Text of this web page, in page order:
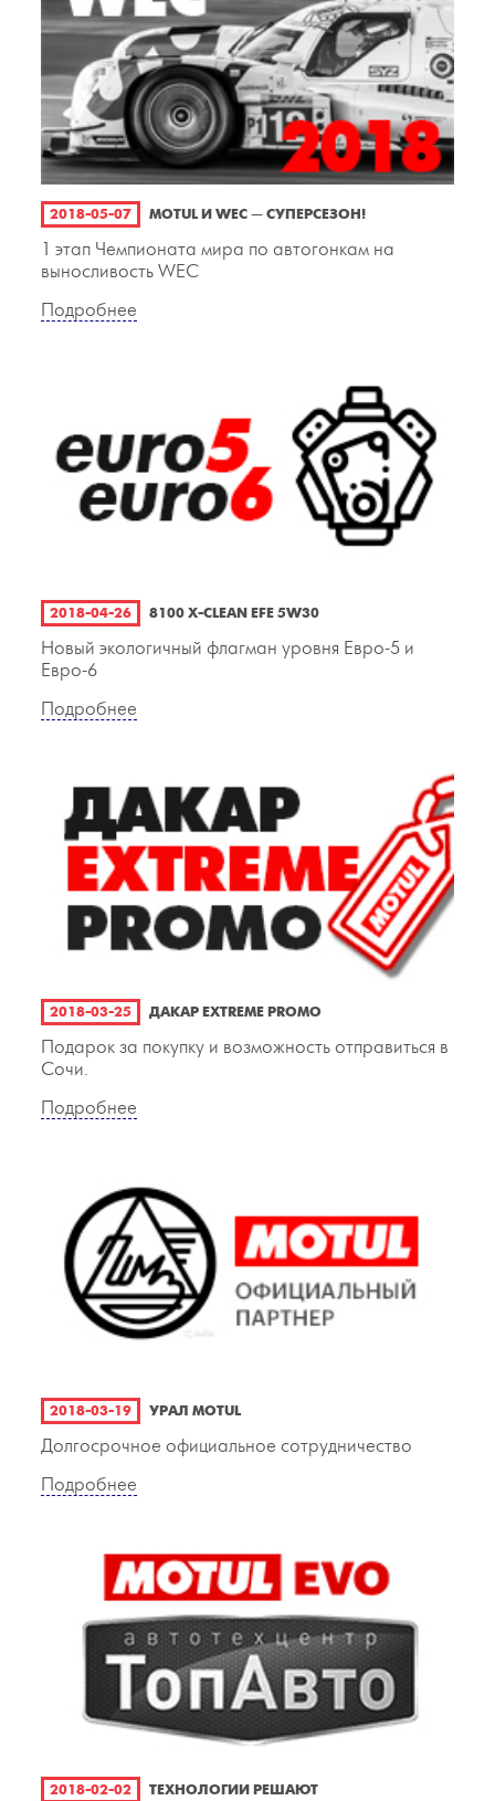
2018-05-07 MOTUL И WEC — СУПЕРСЕЗОН!
1 этап Чемпионата мира по автогонкам на
выносливость WEC
Подробнее
2018-04-26 8100 X-CLEAN EFE 5W30
Новый экологичный флагман уровня Евро-5 и
Евро-6
Подробнее
2018-03-25 ДАКАР EXTREME PROMO
Подарок за покупку и возможность отправиться в
Сочи.
Подробнее
2018-03-19 УРАЛ MOTUL
Долгосрочное официальное сотрудничество
Подробнее
2018-02-02 ТЕХНОЛОГИИ РЕШАЮТ